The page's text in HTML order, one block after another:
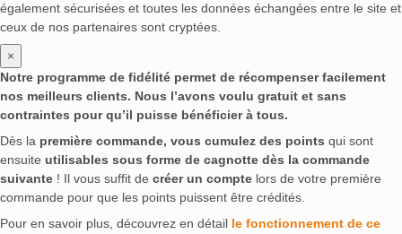
également sécurisées et toutes les données échangées entre le site et
ceux de nos partenaires sont cryptées.
×
Notre programme de fidélité permet de récompenser facilement
nos meilleurs clients. Nous l’avons voulu gratuit et sans
contraintes pour qu’il puisse bénéficier à tous.
Dès la première commande, vous cumulez des points qui sont
ensuite utilisables sous forme de cagnotte dès la commande
suivante ! Il vous suffit de créer un compte lors de votre première
commande pour que les points puissent être crédités.
Pour en savoir plus, découvrez en détail le fonctionnement de ce